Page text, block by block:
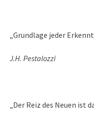
„Grundlage jeder
J.H. Pestalozzi
„Der Reiz des Neuen ist